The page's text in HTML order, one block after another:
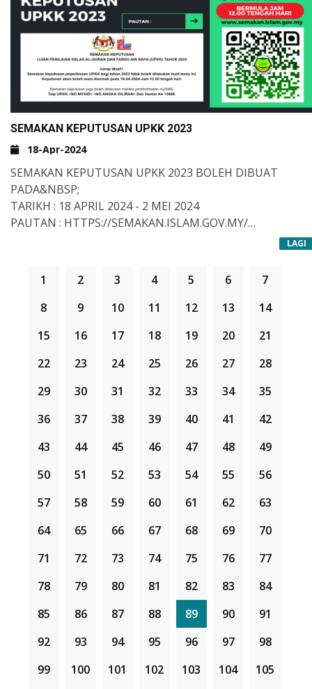
SEMAKAN KEPUTUSAN UPKK 2023
18-Apr-2024
SEMAKAN KEPUTUSAN UPKK 2023 BOLEH DIBUAT
PADA&NBSP;
TARIKH : 18 APRIL 2024 - 2 MEI 2024
PAUTAN : HTTPS://SEMAKAN.ISLAM.GOV.MY/
MELALUI PERKHIDMATAN MYSMS.
HANTAR KE 15888.
LAGI
1 2 3 4 5 6
7
8
9 10 11 12 13
14
15
16 17 18 19 20
21
22
23 24 25 26 27
28
29
30 31 32 33 34
35
36
37 38 39 40 41
42
43
44 45 46 47 48
49
50
51 52 53 54 55
56
57
58 59 60 61 62
63
64
65 66 67 68 69
70
71
72 73 74 75 76
77
78
79 80 81 82 83
84
85
86 87 88 89 90
91
92
93 94 95 96 97
98
99
100 101 102 103 104
105